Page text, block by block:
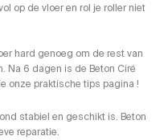
op de vloer en rol je roller niet
hard genoeg om de rest van
Na 6 dagen is de Beton Ciré
onze praktische tips pagina !
stabiel en geschikt is. Beton
reparatie.